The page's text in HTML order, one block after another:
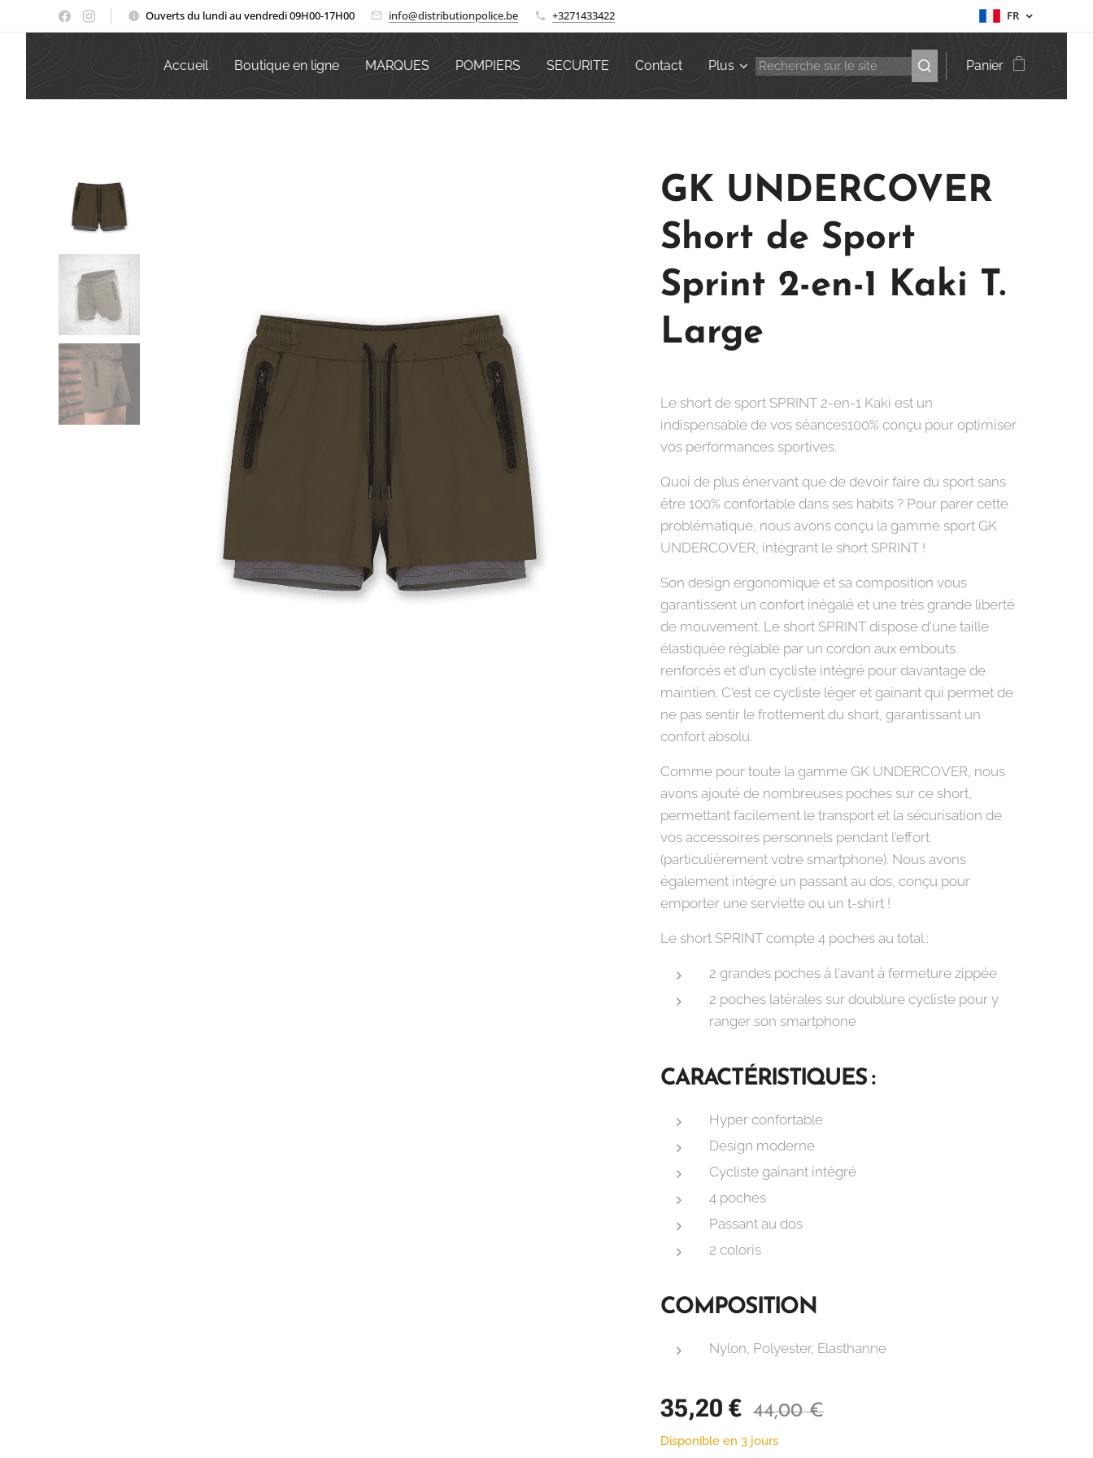
Ouverts du lundi au vendredi 09H00-17H00 info@distributionpolice.be +3271433422 FR
Accueil Boutique en ligne MARQUES POMPIERS SECURITE Contact Plus Panier
GK UNDERCOVER
Short de Sport
Sprint 2-en-1 Kaki T.
Large
Le short de sport SPRINT 2-en-1 Kaki est un
indispensable de vos séances100% conçu pour optimiser
vos performances sportives.
Quoi de plus énervant que de devoir faire du sport sans
être 100% confortable dans ses habits ? Pour parer cette
problématique, nous avons conçu la gamme sport GK
UNDERCOVER, intégrant le short SPRINT !
Son design ergonomique et sa composition vous
garantissent un confort inégalé et une très grande liberté
de mouvement. Le short SPRINT dispose d'une taille
élastiquée réglable par un cordon aux embouts
renforcés et d'un cycliste intégré pour davantage de
maintien. C'est ce cycliste léger et gainant qui permet de
ne pas sentir le frottement du short, garantissant un
confort absolu.
Comme pour toute la gamme GK UNDERCOVER, nous
avons ajouté de nombreuses poches sur ce short,
permettant facilement le transport et la sécurisation de
vos accessoires personnels pendant l'effort
(particulièrement votre smartphone). Nous avons
également intégré un passant au dos, conçu pour
emporter une serviette ou un t-shirt !
Le short SPRINT compte 4 poches au total :
2 grandes poches à l'avant à fermeture zippée
2 poches latérales sur doublure cycliste pour y
ranger son smartphone
CARACTÉRISTIQUES :
Hyper confortable
Design moderne
Cycliste gainant intégré
4 poches
Passant au dos
2 coloris
COMPOSITION
Nylon, Polyester, Elasthanne
35,20 € 44,00€
Disponible en 3 jours